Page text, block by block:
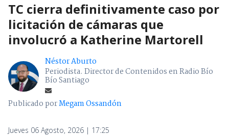
TC cierra definitivamente caso por
licitación de cámaras que
involucró a Katherine Martorell
Néstor Aburto
Periodista. Director de Contenidos en Radio Bío
Bío Santiago
Publicado porMegam Ossandón
Jueves 06 Agosto, 2026 | 17:25